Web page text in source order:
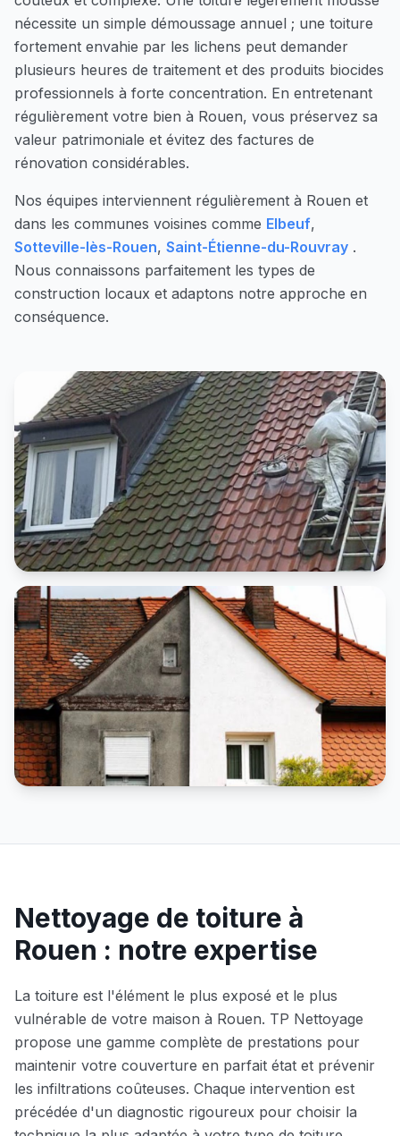
nécessite un simple démoussage annuel ; une toiture
fortement envahie par les lichens peut demander
plusieurs heures de traitement et des produits biocides
professionnels à forte concentration. En entretenant
régulièrement votre bien à Rouen, vous préservez sa
valeur patrimoniale et évitez des factures de
rénovation considérables.
Nos équipes interviennent régulièrement à Rouen et
dans les communes voisines comme Elbeuf,
Sotteville-lès-Rouen, Saint-Étienne-du-Rouvray .
Nous connaissons parfaitement les types de
construction locaux et adaptons notre approche en
conséquence.
Nettoyage de toiture à
Rouen : notre expertise
La toiture est l'élément le plus exposé et le plus
vulnérable de votre maison à Rouen. TP Nettoyage
propose une gamme complète de prestations pour
maintenir votre couverture en parfait état et prévenir
les infiltrations coûteuses. Chaque intervention est
précédée d'un diagnostic rigoureux pour choisir la